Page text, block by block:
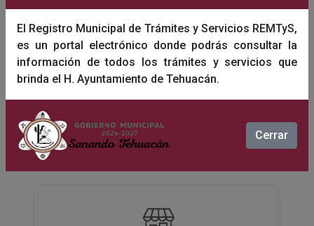
El Registro Municipal de Trámites y Servicios REMTyS,
es un portal electrónico donde podrás consultar la
información de todos los trámites y servicios que
brinda el H. Ayuntamiento de Tehuacán.
Cerrar
Ecología y Medio Ambiente